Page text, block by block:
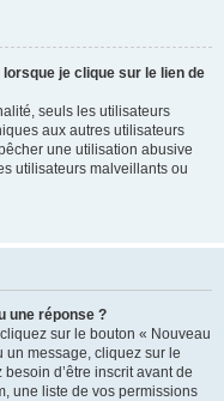
je clique sur le lien de
seuls les utilisateurs
aux autres utilisateurs
une utilisation abusive
utilisateurs malveillants ou
une réponse ?
sur le bouton « Nouveau
un message, cliquez sur le
d’être inscrit avant de
une liste de vos permissions